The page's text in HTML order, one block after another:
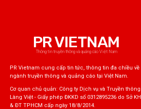
PR VIETNAM
Thông tin truyền thông và quảng cáo Việt Nam
PR Vietnam cung cấp tin tức, thông tin đa chiều về
ngành truyền thông và quảng cáo tại Việt Nam.
Cơ quan chủ quản: Công ty Dịch vụ và Truyền thông
Làng Việt - Giấy phép ĐKKD số 0312895236 do Sở KH
& ĐT TPHCM cấp ngày 18/8/2014.